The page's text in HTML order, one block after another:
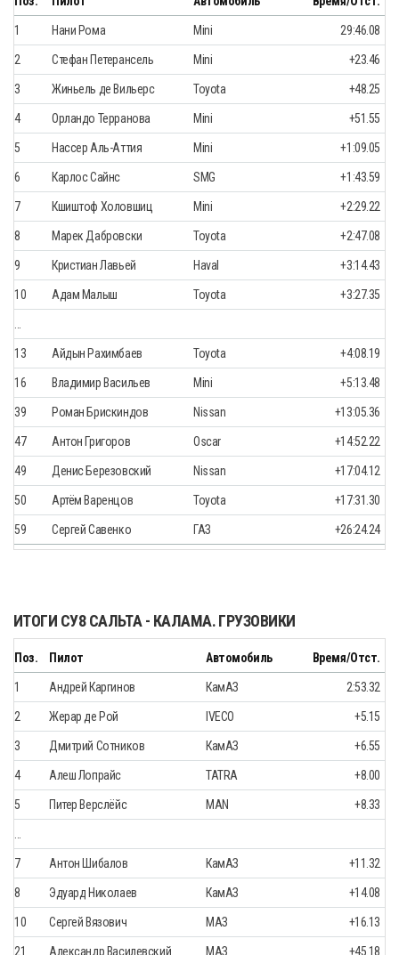
1 Нани Рома Mini 29:46.08
2 Стефан Петерансель Mini +23.46
3 Жиньель де Вильерс Toyota +48.25
4 Орландо Терранова Mini +51.55
5 Нассер Аль-Аттия Mini +1:09.05
6 Карлос Сайнс SMG +1:43.59
7 Кшиштоф Холовшиц Mini +2:29.22
8 Марек Дабровски Toyota +2:47.08
9 Кристиан Лавьей Haval +3:14.43
10 Адам Малыш Toyota +3:27.35
13 Айдын Рахимбаев Toyota +4:08.19
16 Владимир Васильев Mini +5:13.48
39 Роман Брискиндов Nissan +13:05.36
47 Антон Григоров Oscar +14:52.22
49 Денис Березовский Nissan +17:04.12
50 Артём Варенцов Toyota +17:31.30
59 Сергей Савенко ГАЗ +26:24.24
ИТОГИ СУ8 САЛЬТА - КАЛАМА. ГРУЗОВИКИ
Поз. Пилот Автомобиль Время/Отст.
1 Андрей Каргинов КамАЗ 2:53.32
2 Жерар де Рой IVECO +5.15
3 Дмитрий Сотников КамАЗ +6.55
4 Алеш Лопрайс TATRA +8.00
5 Питер Верслёйс MAN +8.33
7 Антон Шибалов КамАЗ +11.32
8 Эдуард Николаев КамАЗ +14.08
10 Сергей Вязович МАЗ +16.13
21 Александр Василевский МАЗ +45.18